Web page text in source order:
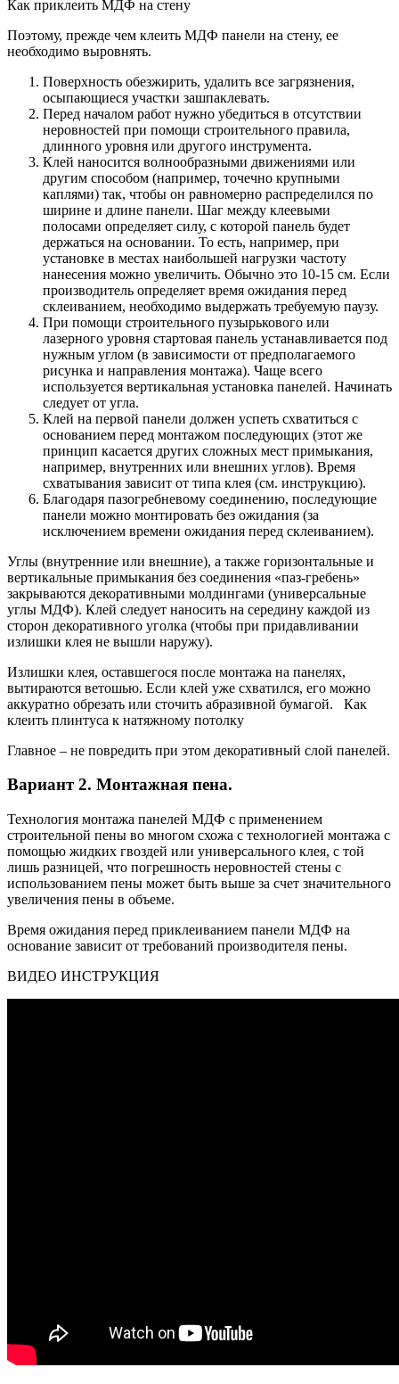
Как приклеить МДФ на стену
Поэтому, прежде чем клеить МДФ панели на стену, ее
необходимо выровнять.
Поверхность обезжирить, удалить все загрязнения,
осыпающиеся участки зашпаклевать.
Перед началом работ нужно убедиться в отсутствии
неровностей при помощи строительного правила,
длинного уровня или другого инструмента.
Клей наносится волнообразными движениями или
другим способом (например, точечно крупными
каплями) так, чтобы он равномерно распределился по
ширине и длине панели. Шаг между клеевыми
полосами определяет силу, с которой панель будет
держаться на основании. То есть, например, при
установке в местах наибольшей нагрузки частоту
нанесения можно увеличить. Обычно это 10-15 см. Если
производитель определяет время ожидания перед
склеиванием, необходимо выдержать требуемую паузу.
При помощи строительного пузырькового или
лазерного уровня стартовая панель устанавливается под
нужным углом (в зависимости от предполагаемого
рисунка и направления монтажа). Чаще всего
используется вертикальная установка панелей. Начинать
следует от угла.
Клей на первой панели должен успеть схватиться с
основанием перед монтажом последующих (этот же
принцип касается других сложных мест примыкания,
например, внутренних или внешних углов). Время
схватывания зависит от типа клея (см. инструкцию).
Благодаря пазогребневому соединению, последующие
панели можно монтировать без ожидания (за
исключением времени ожидания перед склеиванием).
Углы (внутренние или внешние), а также горизонтальные и
вертикальные примыкания без соединения «паз-гребень»
закрываются декоративными молдингами (универсальные
углы МДФ). Клей следует наносить на середину каждой из
сторон декоративного уголка (чтобы при придавливании
излишки клея не вышли наружу).
Излишки клея, оставшегося после монтажа на панелях,
вытираются ветошью. Если клей уже схватился, его можно
аккуратно обрезать или сточить абразивной бумагой. Как
клеить плинтуса к натяжному потолку
Главное – не повредить при этом декоративный слой панелей.
Вариант 2. Монтажная пена.
Технология монтажа панелей МДФ с применением
строительной пены во многом схожа с технологией монтажа с
помощью жидких гвоздей или универсального клея, с той
лишь разницей, что погрешность неровностей стены с
использованием пены может быть выше за счет значительного
увеличения пены в объеме.
Время ожидания перед приклеиванием панели МДФ на
основание зависит от требований производителя пены.
ВИДЕО ИНСТРУКЦИЯ